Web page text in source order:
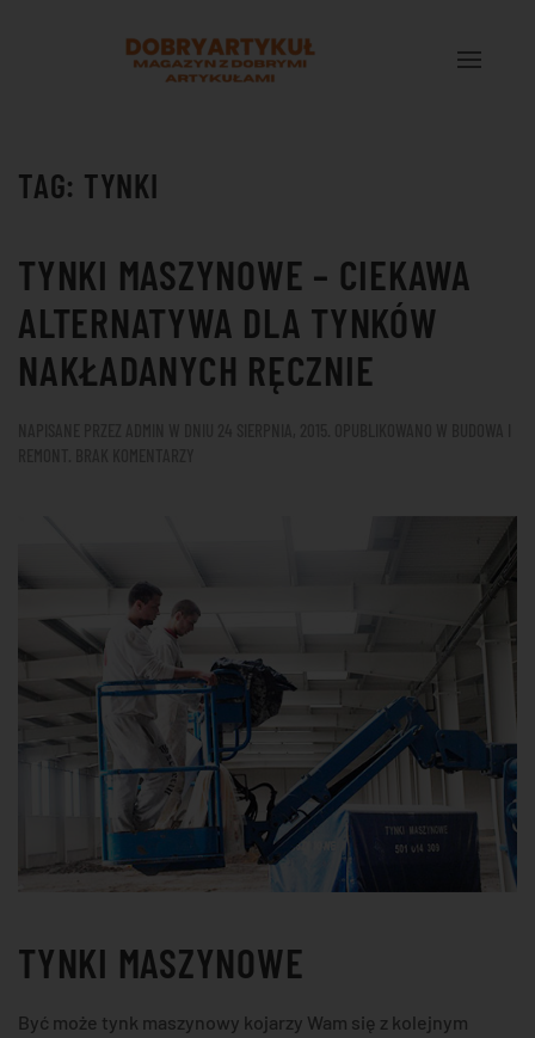
Przejdź do treści głównej
TAG: TYNKI
TYNKI MASZYNOWE – CIEKAWA
ALTERNATYWA DLA TYNKÓW
NAKŁADANYCH RĘCZNIE
DLA
TYNKÓW
NAKŁADANYCH
RĘCZNIE
TYNKI MASZYNOWE
Być może tynk maszynowy kojarzy Wam się z kolejnym